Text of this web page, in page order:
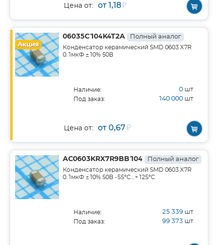
Цена от: от 1,18₽
Акция
06035C104K4T2A Полный аналог
Конденсатор керамический SMD 0603 X7R
0.1мкФ ±10% 50В
Наличие: 0 шт
Под заказ: 140 000 шт
Цена от: от 0,67₽
AC0603KRX7R9BB104 Полный аналог
Конденсатор керамический SMD 0603 X7R
0.1мкФ ±10% 50В -55°C…+125°C
Наличие: 25 339 шт
Под заказ: 99 373 шт